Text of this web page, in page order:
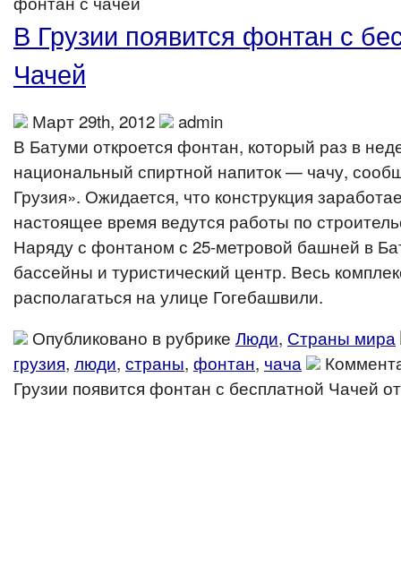
В Грузии появится фонтан с
Чачей
Март 29th, 2012
admin
В Батуми откроется фонтан, который раз в
национальный спиртной напиток — чачу,
Грузия». Ожидается, что конструкция
настоящее время ведутся работы по
Наряду с фонтаном с 25-метровой башней в
бассейны и туристический центр. Весь
располагаться на улице Гогебашвили.
Опубликовано в рубрике Люди, Страны мира
грузия, люди, страны, фонтан, чача
Грузии появится фонтан с бесплатной Чачей